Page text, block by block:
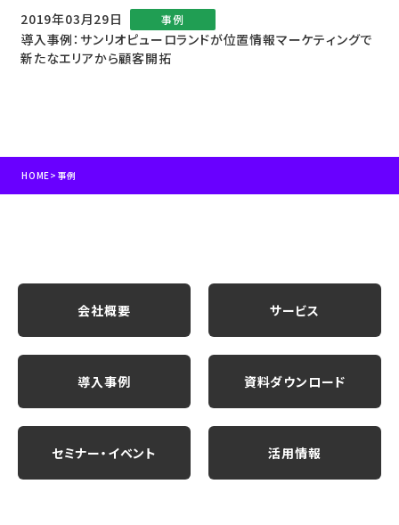
2019年03月29日 事例
導入事例：サンリオピューロランドが位置情報マーケティングで
新たなエリアから顧客開拓
HOME> 事例
会社概要 サービス
導入事例 資料ダウンロード
セミナー・イベント 活用情報